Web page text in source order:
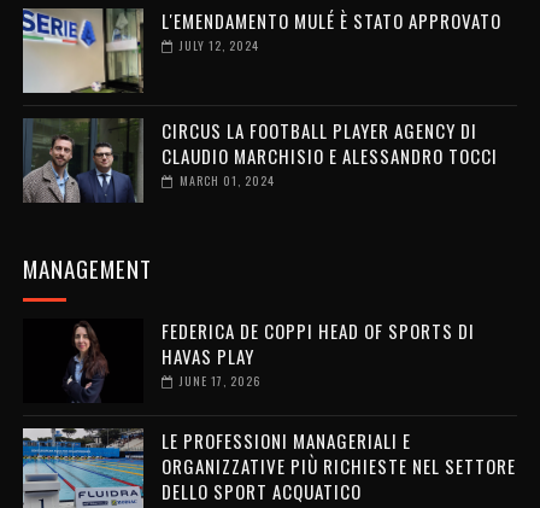
L'EMENDAMENTO MULÉ È STATO APPROVATO
JULY 12, 2024
CIRCUS LA FOOTBALL PLAYER AGENCY DI
CLAUDIO MARCHISIO E ALESSANDRO TOCCI
MARCH 01, 2024
MANAGEMENT
FEDERICA DE COPPI HEAD OF SPORTS DI
HAVAS PLAY
JUNE 17, 2026
LE PROFESSIONI MANAGERIALI E
ORGANIZZATIVE PIÙ RICHIESTE NEL SETTORE
DELLO SPORT ACQUATICO